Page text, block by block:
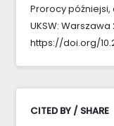
Prorocy
UKSW: Warszawa
https://doi.org/
CITED BY / SHARE